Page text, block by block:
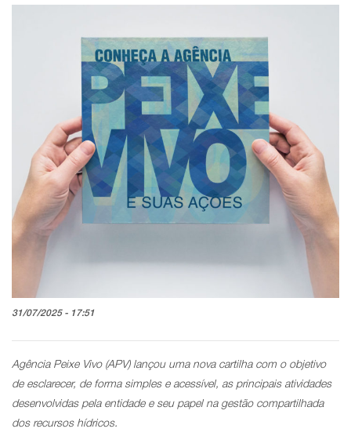
31/07/2025 - 17:51
Agência Peixe Vivo (APV) lançou uma nova cartilha com o objetivo
de esclarecer, de forma simples e acessível, as principais atividades
desenvolvidas pela entidade e seu papel na gestão compartilhada
dos recursos hídricos.